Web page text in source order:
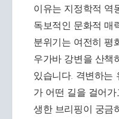
이유는 지정학적 역
독보적인 문화적 매
분위기는 여전히 평
우가바 강변을 산책
있습니다. 격변하는
가 어떤 길을 걸어
생한 브리핑이 궁금